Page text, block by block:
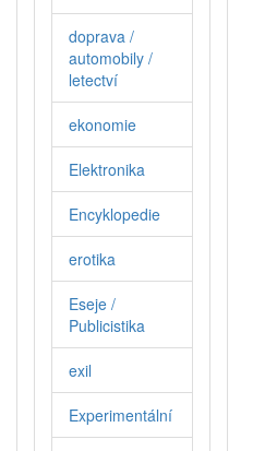
doprava /
automobily /
letectví
ekonomie
Elektronika
Encyklopedie
erotika
Eseje /
Publicistika
exil
Experimentální